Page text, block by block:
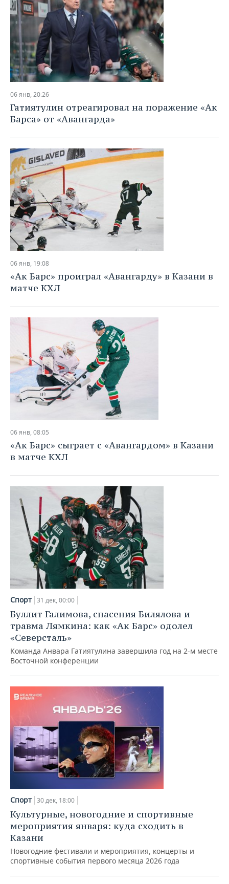
06 янв, 20:26
Гатиятулин отреагировал на поражение «Ак
Барса» от «Авангарда»
06 янв, 19:08
«Ак Барс» проиграл «Авангарду» в Казани в
матче КХЛ
06 янв, 08:05
«Ак Барс» сыграет с «Авангардом» в Казани
в матче КХЛ
Спорт 31 дек, 00:00
Буллит Галимова, спасения Билялова и
травма Лямкина: как «Ак Барс» одолел
«Северсталь»
Команда Анвара Гатиятулина завершила год на 2-м месте
Восточной конференции
Спорт 30 дек, 18:00
Культурные, новогодние и спортивные
мероприятия января: куда сходить в
Казани
Новогодние фестивали и мероприятия, концерты и
спортивные события первого месяца 2026 года